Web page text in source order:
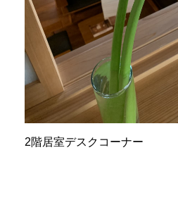
2階居室デスクコーナー